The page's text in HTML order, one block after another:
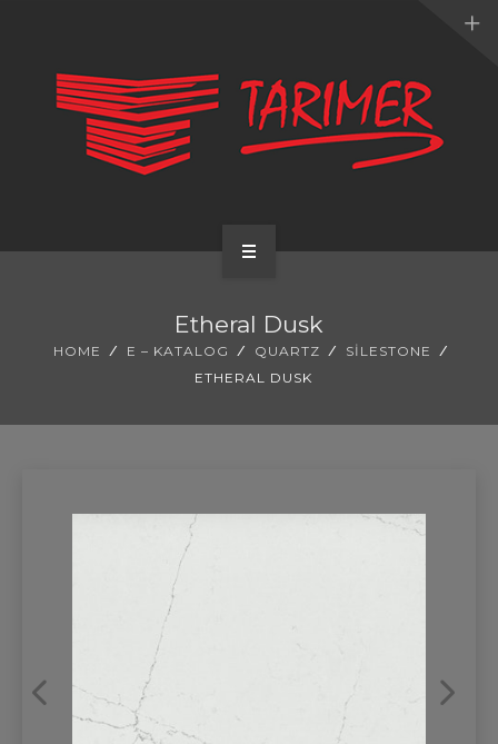
Etheral Dusk
HOME E – KATALOG QUARTZ
SILESTONE
ETHERAL DUSK